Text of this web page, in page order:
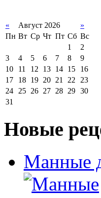
« Август 2026
»
Пн Вт Ср Чт Пт Сб Вс
1
2
3
4 5 6 7 8
9
10
11 12 13 14 15
16
17
18 19 20 21 22 23
24 25 26 27 28 29 30
31
Новые
Манные